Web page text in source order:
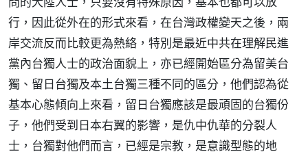
行，因此從外在的形式來看，在台灣政權變天之後，兩
岸交流反而比較更為熱絡，特別是最近中共在理解民進
黨內台獨人士的政治面貌上，亦已經開始區分為留美台
獨、留日台獨及本土台獨三種不同的區分，他們認為從
基本心態傾向上來看，留日台獨應該是最頑固的台獨份
子，他們受到日本右翼的影響，是仇中仇華的分裂人
士，台獨對他們而言，已經是宗教，是意識型態的地